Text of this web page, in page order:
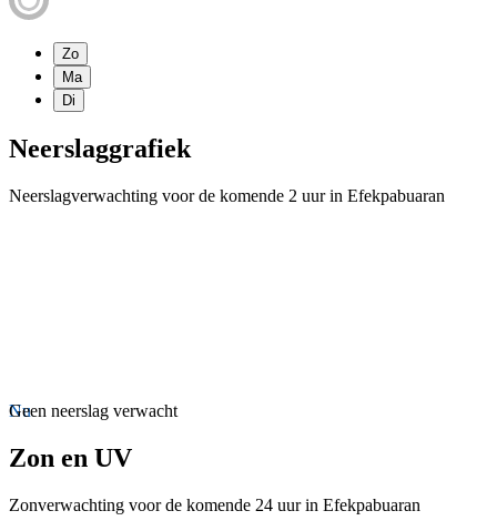
Zo
Ma
Di
Neerslaggrafiek
Neerslagverwachting voor de komende 2 uur in Efekpabuaran
Nu
Geen neerslag verwacht
Zon en UV
Zonverwachting voor de komende 24 uur in Efekpabuaran